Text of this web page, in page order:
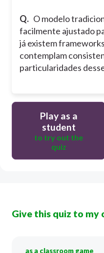
Q. O modelo
facilmente ajustado
já existem
contemplam
particularidades
Play as a
student
to try out the
quiz
Give this quiz to my
as a classroom game